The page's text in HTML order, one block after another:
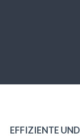
EF­FI­ZI­EN­TE